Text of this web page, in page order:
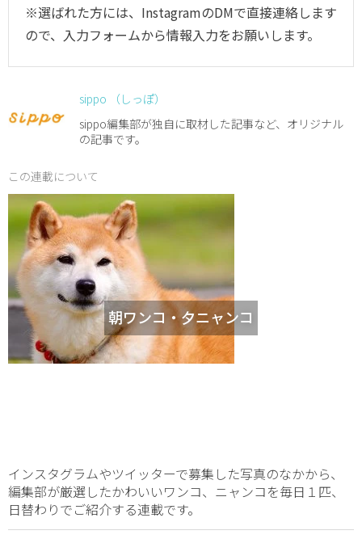
※選ばれた方には、InstagramのDMで直接連絡します
ので、入力フォームから情報入力をお願いします。
sippo （しっぽ）
sippo編集部が独自に取材した記事など、オリジナル
の記事です。
この連載について
朝ワンコ・夕ニャンコ
インスタグラムやツイッターで募集した写真のなかから、
編集部が厳選したかわいいワンコ、ニャンコを毎日１匹、
日替わりでご紹介する連載です。